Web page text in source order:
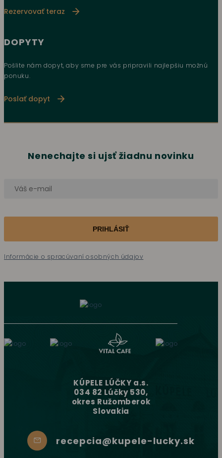
Rezervovať teraz
DOPYTY
Pošlite nám dopyt, aby sme pre vás pripravili najlepšiu možnú
ponuku.
Poslať dopyt
Nenechajte si ujsť žiadnu novinku
PRIHLÁSIŤ
Informácie o spracúvaní osobných údajov
KÚPELE LÚČKY a.s.
034 82 Lúčky 530,
okres Ružomberok
Slovakia
recepcia@kupele-lucky.sk